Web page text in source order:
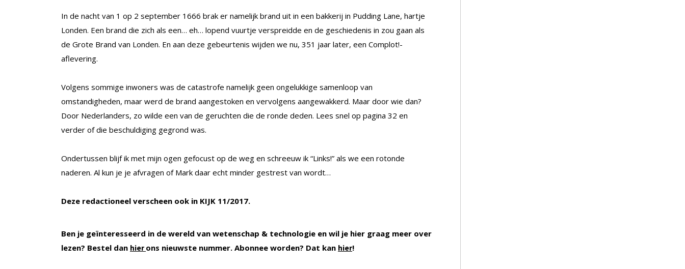
In de nacht van 1 op 2 september 1666 brak er namelijk brand uit in een bakkerij in Pudding Lane, hartje
Londen. Een brand die zich als een… eh… lopend vuurtje verspreidde en de geschiedenis in zou gaan als
de Grote Brand van Londen. En aan deze gebeurtenis wijden we nu, 351 jaar later, een Complot!-
aflevering.
Volgens sommige inwoners was de catastrofe namelijk geen ongelukkige samenloop van
omstandigheden, maar werd de brand aangestoken en vervolgens aangewakkerd. Maar door wie dan?
Door Nederlanders, zo wilde een van de geruchten die de ronde deden. Lees snel op pagina 32 en
verder of die beschuldiging gegrond was.
Ondertussen blijf ik met mijn ogen gefocust op de weg en schreeuw ik “Links!” als we een rotonde
naderen. Al kun je je afvragen of Mark daar echt minder gestrest van wordt…
Deze redactioneel verscheen ook in KIJK 11/2017.
Ben je geïnteresseerd in de wereld van wetenschap & technologie en wil je hier graag meer over
lezen? Bestel dan hier ons nieuwste nummer. Abonnee worden? Dat kan hier!